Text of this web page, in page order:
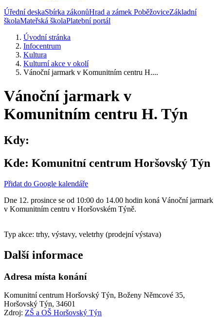
Úřední deskaSbírka zákonůHrad a zámek PoběžoviceZákladní
školaMateřská školaPlatební portál
Úvodní stránka
Infocentrum
Kultura
Kulturní akce v okolí
Vánoční jarmark v Komunitním centru H....
Vánoční jarmark v
Komunitním centru H. Týn
Kdy:
Kde: Komunitní centrum Horšovský Týn
Přidat do Google kalendáře
Dne 12. prosince se od 10:00 do 14.00 hodin koná Vánoční jarmark
v Komunitním centru v Horšovském Týně.
Typ akce: trhy, výstavy, veletrhy (prodejní výstava)
Další informace
Adresa místa konání
Komunitní centrum Horšovský Týn, Boženy Němcové 35,
Horšovský Týn, 34601
Zdroj: ZŠ a OŠ Horšovský Týn